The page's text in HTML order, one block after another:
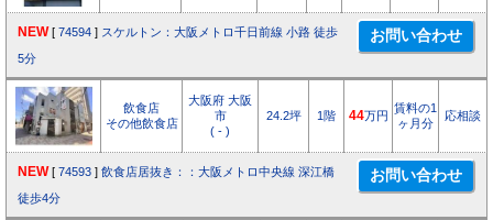
NEW [ 74594 ] スケルトン：大阪メトロ千日前線 小路 徒歩
5分
飲食店
その他飲食店
大阪府 大阪
市
( - )
24.2坪 1階 44万円
賃料の1
ヶ月分
応相談
NEW [ 74593 ] 飲食店居抜き：：大阪メトロ中央線 深江橋
徒歩4分